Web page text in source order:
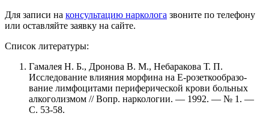
Для записи на консультацию нарколога звоните по телефону
или оставляйте заявку на сайте.
Список литературы:
Гамалея Н. Б., Дронова В. М., Небаракова Т. П.
Исследование влияния морфина на Е-розеткообразо-
вание лимфоцитами периферической крови больных
алкоголизмом // Вопр. наркологии. — 1992. — № 1. —
С. 53-58.